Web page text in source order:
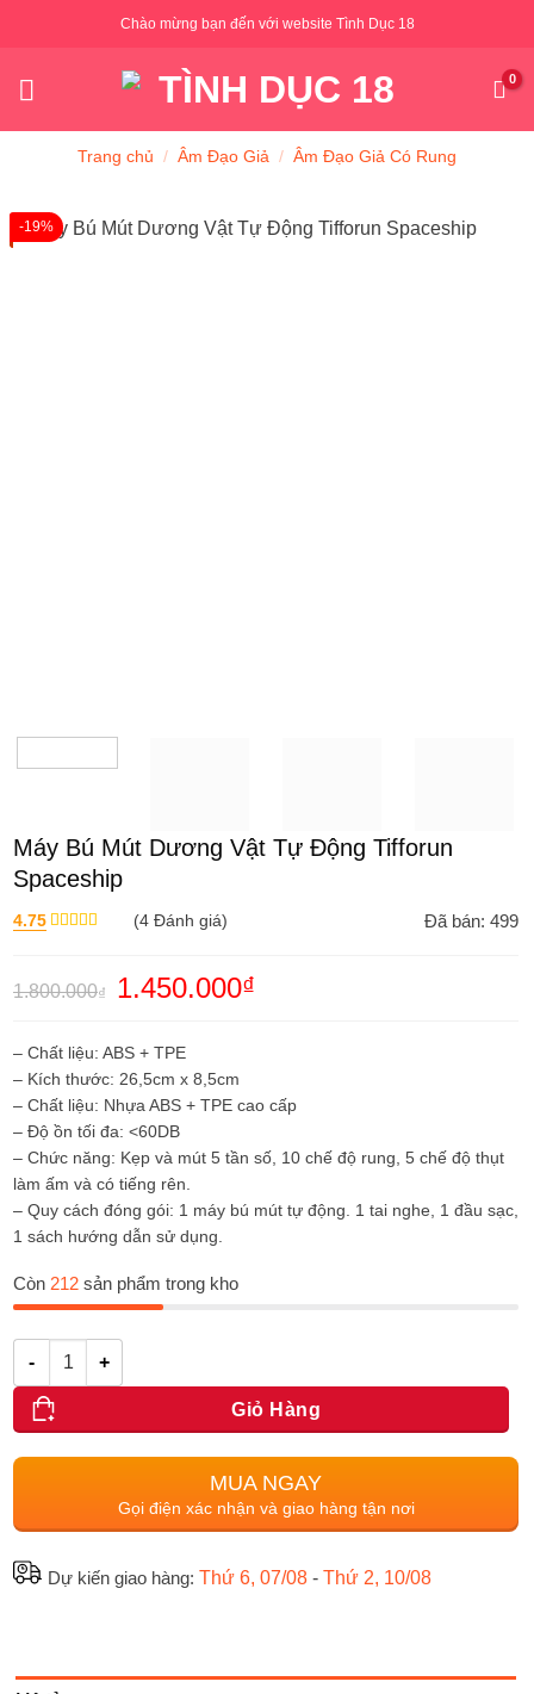
Chào mừng bạn đến với website Tình Dục 18
Trang chủ / Âm Đạo Giả / Âm Đạo Giả Có Rung
-19%
Máy Bú Mút Dương Vật Tự Động Tifforun
Spaceship
4.75 (4Đánh giá) Đã bán: 499
1.800.000₫
Giá
gốc
1.450.000₫Giá
– Chất liệu: ABS + TPE
– Kích thước: 26,5cm x 8,5cm
– Chất liệu: Nhựa ABS + TPE cao cấp
– Độ ồn tối đa: <60DB
– Chức năng: Kẹp và mút 5 tần số, 10 chế độ rung, 5 chế độ thụt
làm ấm và có tiếng rên.
– Quy cách đóng gói: 1 máy bú mút tự động. 1 tai nghe, 1 đầu sạc,
1 sách hướng dẫn sử dụng.
Còn 212 sản phẩm trong kho
Số lượng
Giỏ Hàng
MUA NGAY
Gọi điện xác nhận và giao hàng tận nơi
Dự kiến giao hàng: Thứ 6, 07/08 - Thứ 2, 10/08